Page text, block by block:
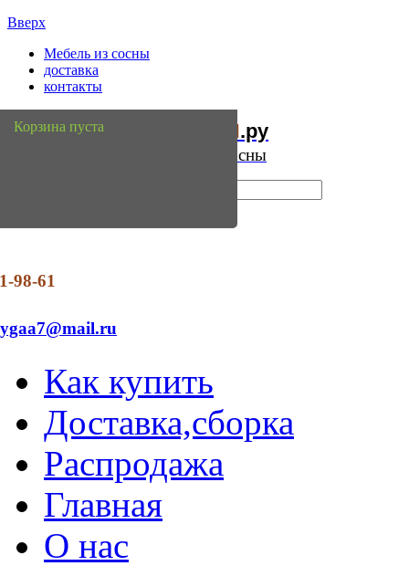
Вверх
Мебель из сосны
доставка
контакты
Мебель Сосны.ру
Интернет магазин мебели из сосны
98-61
Как купить
Доставка,сборка
Распродажа
Главная
О нас
Корзина пуста